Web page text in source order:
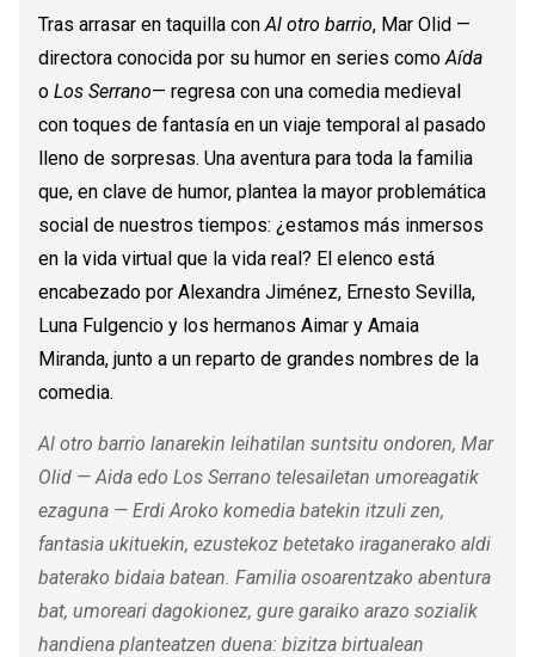
Tras arrasar en taquilla conAl otro barrio, Mar Olid —
directora conocida por su humor en series comoAída
o Los Serrano— regresa con una comedia medieval
con toques de fantasía en un viaje temporal al pasado
lleno de sorpresas. Una aventura para toda la familia
que, en clave de humor, plantea la mayor problemática
social de nuestros tiempos: ¿estamos más inmersos
en la vida virtual que la vida real? El elenco está
encabezado por Alexandra Jiménez, Ernesto Sevilla,
Luna Fulgencio y los hermanos Aimar y Amaia
Miranda, junto a un reparto de grandes nombres de la
comedia.
Al otro barrio lanarekin leihatilan suntsitu ondoren, Mar
Olid — Aida edo Los Serrano telesailetan umoreagatik
ezaguna — Erdi Aroko komedia batekin itzuli zen,
fantasia ukituekin, ezustekoz betetako iraganerako aldi
baterako bidaia batean. Familia osoarentzako abentura
bat, umoreari dagokionez, gure garaiko arazo sozialik
handiena planteatzen duena: bizitza birtualean